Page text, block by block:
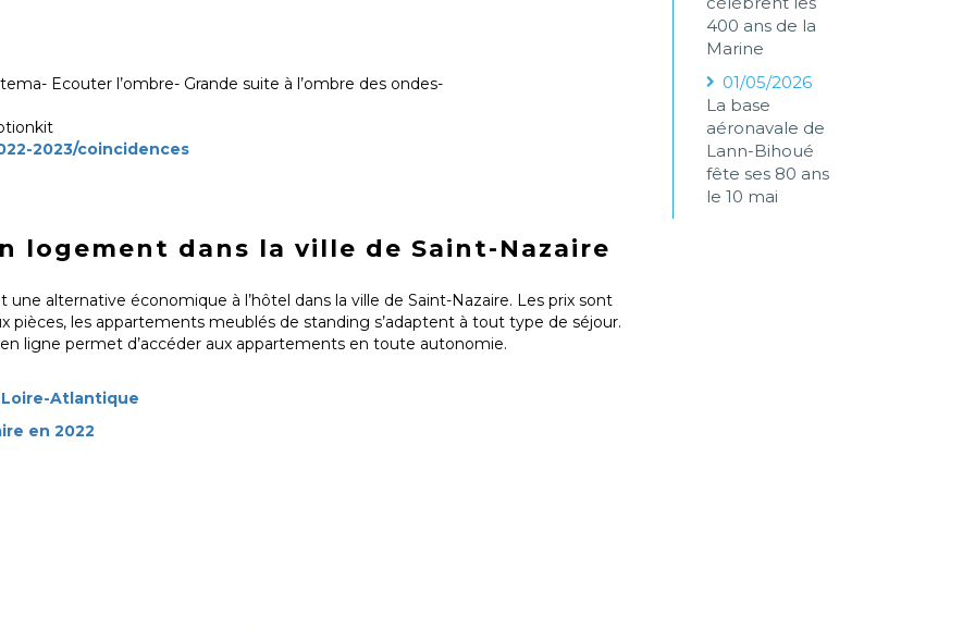
Ecouter l’ombre- Grande suite à l’ombre des ondes-
2023/coincidences
logement dans la ville de Saint-Nazaire
une alternative économique à l’hôtel dans la ville de Saint-Nazaire. Les prix sont
pièces, les appartements meublés de standing s’adaptent à tout type de séjour.
ligne permet d’accéder aux appartements en toute autonomie.
Atlantique
en 2022
400 ans de la
Marine
01/05/2026
La base
aéronavale de
Lann-Bihoué
fête ses 80 ans
le 10 mai